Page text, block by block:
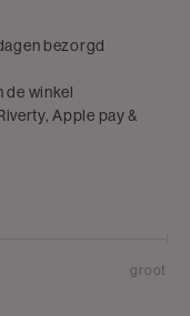
bezorgd
de winkel
Apple pay &
groot